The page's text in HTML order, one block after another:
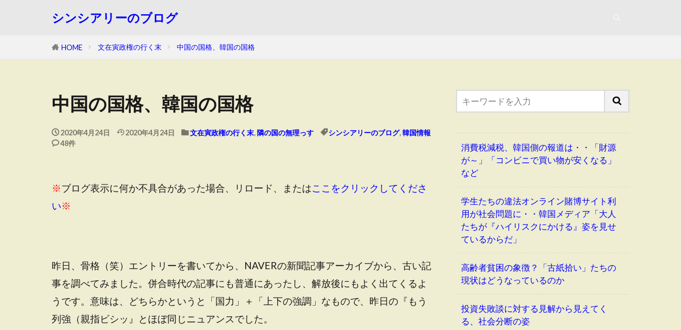
シンシアリーのブログ
HOME 文在寅政権の行く末 中国の国格、韓国の国格
中国の国格、韓国の国格
2020年4月24日 2020年4月24日 文在寅政権の行く末,隣の国の無理っす シンシアリーのブログ,韓国情報
48件
※ブログ表示に何か不具合があった場合、リロード、またはここをクリックしてくださ
い※
昨日、骨格（笑）エントリーを書いてから、NAVERの新聞記事アーカイブから、古い記
事を調べてみました。併合時代の記事にも普通にあったし、解放後にもよく出てくるよ
うです。意味は、どちらかというと「国力」＋「上下の強調」なもので、昨日の『もう
列強（親指ビシッ』とほぼ同じニュアンスでした。
消費税減税、韓国側の報道は・・「財源
が～」「コンビニで買い物が安くなる」
など
学生たちの違法オンライン賭博サイト利
用が社会問題に・・韓国メディア「大人
たちが『ハイリスクにかける』姿を見せ
ているからだ」
高齢者貧困の象徴？「古紙拾い」たちの
現状はどうなっているのか
投資失敗談に対する見解から見えてく
る、社会分断の姿